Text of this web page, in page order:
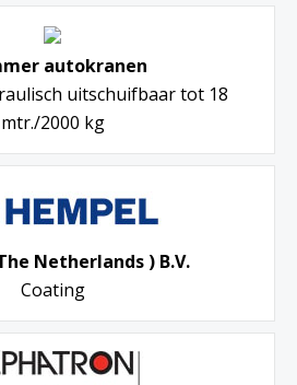
autokranen
uitschuifbaar tot 18
mtr./2000 kg
Netherlands ) B.V.
Coating